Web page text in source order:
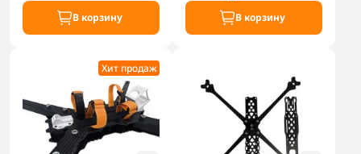
В корзину В корзину
Хит продаж